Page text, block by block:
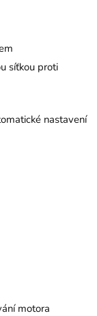
síťkou proti
nastavení
motora